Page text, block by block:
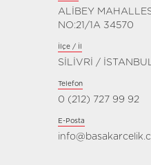
ALİBEY
NO:21/1A 34570
İlçe / İl
SİLİVRİ /
Telefon
0 (212) 727 99 92
E-Posta